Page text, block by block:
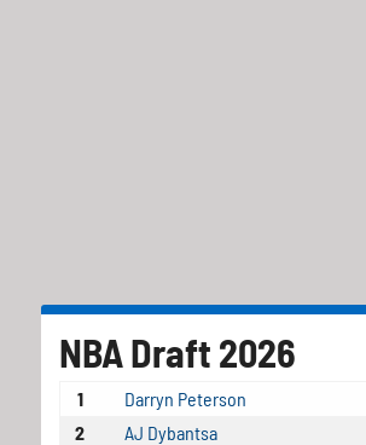
NBA Draft 2026
1 Darryn Peterson
2
AJ Dybantsa